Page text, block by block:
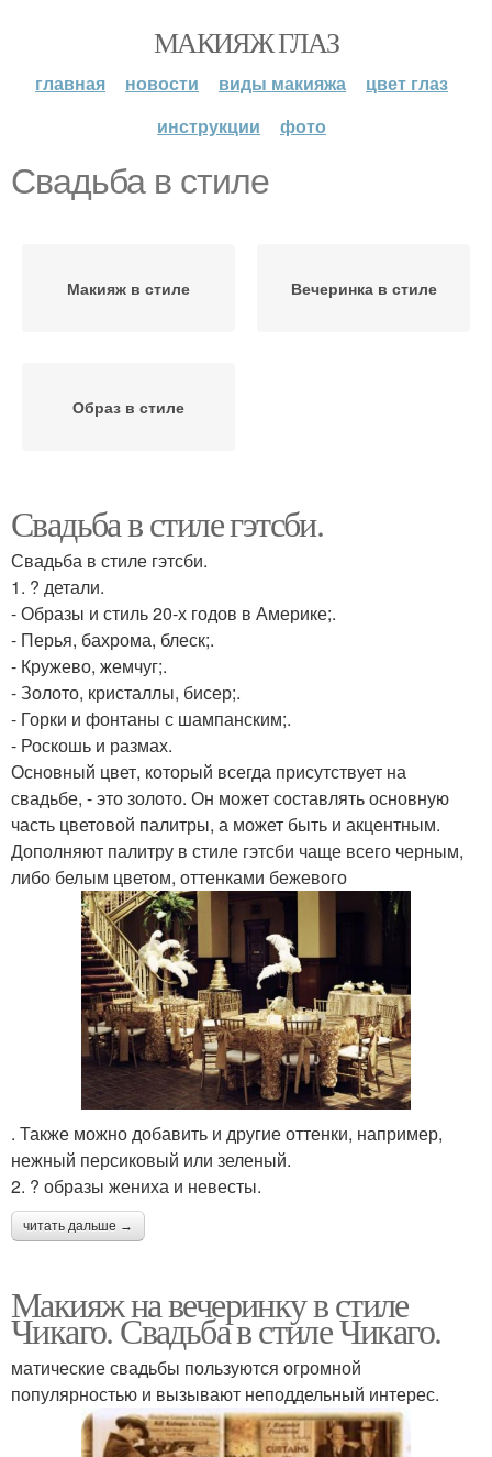
МАКИЯЖ ГЛАЗ
главная новости виды макияжа
цвет глаз
инструкции
фото
Свадьба в стиле
Макияж в стиле Вечеринка в стиле
Образ в стиле
Свадьба в стиле гэтсби.
Свадьба в стиле гэтсби.
1. ? детали.
- Образы и стиль 20-х годов в Америке;.
- Перья, бахрома, блеск;.
- Кружево, жемчуг;.
- Золото, кристаллы, бисер;.
- Горки и фонтаны с шампанским;.
- Роскошь и размах.
Основный цвет, который всегда присутствует на
свадьбе, - это золото. Он может составлять основную
часть цветовой палитры, а может быть и акцентным.
Дополняют палитру в стиле гэтсби чаще всего черным,
либо белым цветом, оттенками бежевого
. Также можно добавить и другие оттенки, например,
нежный персиковый или зеленый.
2. ? образы жениха и невесты.
читать дальше →
Макияж на вечеринку в стиле
Чикаго. Свадьба в стиле Чикаго.
матические свадьбы пользуются огромной
популярностью и вызывают неподдельный интерес.